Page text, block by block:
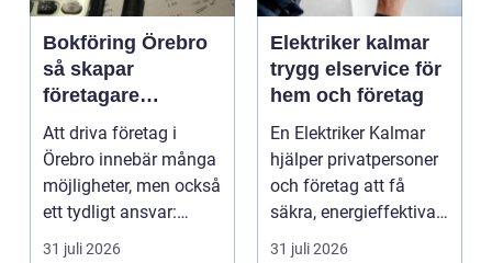
Bokföring Örebro
så skapar
företagare
tryggare ekonomi
Att driva företag i
Örebro innebär många
möjligheter, men också
ett tydligt ansvar:
ekonomin måste v...
31 juli 2026
Elektriker kalmar
trygg elservice för
hem och företag
En Elektriker Kalmar
hjälper privatpersoner
och företag att få
säkra, energieffektiva
och framtidssä...
31 juli 2026